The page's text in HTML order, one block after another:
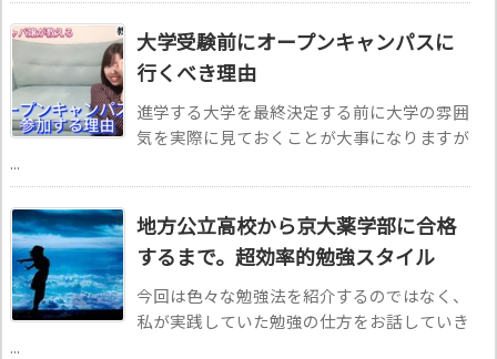
大学受験前にオープンキャンパスに
行くべき理由
進学する大学を最終決定する前に大学の雰囲
気を実際に見ておくことが大事になりますが
...
地方公立高校から京大薬学部に合格
するまで。超効率的勉強スタイル
今回は色々な勉強法を紹介するのではなく、
私が実践していた勉強の仕方をお話していき
...